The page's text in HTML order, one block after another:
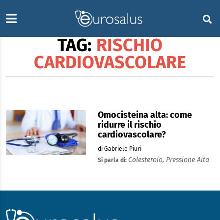
TAG: RISCHIO
CARDIOVASCOLARE
Omocisteina alta: come
ridurre il rischio
cardiovascolare?
di Gabriele Piuri
Si parla di: Colesterolo, Pressione Alta